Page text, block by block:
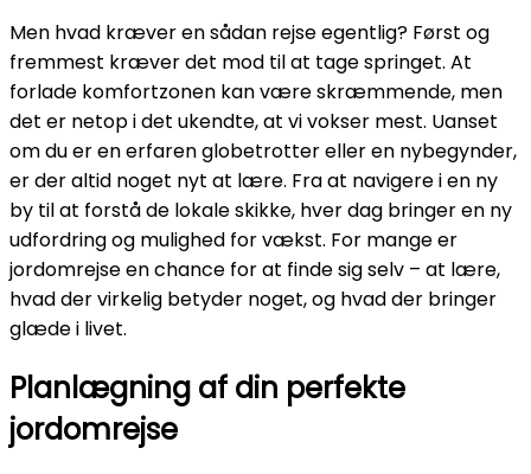
Men hvad kræver en sådan rejse egentlig? Først og
fremmest kræver det mod til at tage springet. At
forlade komfortzonen kan være skræmmende, men
det er netop i det ukendte, at vi vokser mest. Uanset
om du er en erfaren globetrotter eller en nybegynder,
er der altid noget nyt at lære. Fra at navigere i en ny
by til at forstå de lokale skikke, hver dag bringer en ny
udfordring og mulighed for vækst. For mange er
jordomrejse en chance for at finde sig selv – at lære,
hvad der virkelig betyder noget, og hvad der bringer
glæde i livet.
Planlægning af din perfekte
jordomrejse